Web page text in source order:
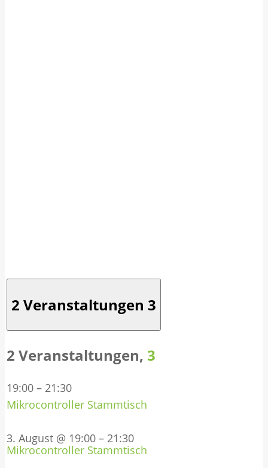
2 Veranstaltungen 3
2 Veranstaltungen, 3
19:00 – 21:30
Mikrocontroller Stammtisch
3. August @ 19:00 – 21:30
Mikrocontroller Stammtisch